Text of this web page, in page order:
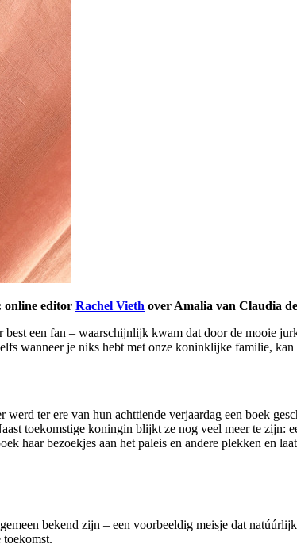
online editor Rachel Vieth over Amalia van Claudia
een fan – waarschijnlijk kwam dat door de mooie
wanneer je niks hebt met onze koninklijke familie, kan
ter ere van hun achttiende verjaardag een boek
toekomstige koningin blijkt ze nog veel meer te zijn:
haar bezoekjes aan het paleis en andere plekken en
bekend zijn – een voorbeeldig meisje dat